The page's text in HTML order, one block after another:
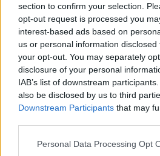
section to confirm your selection.
opt-out request is processed you
interest-based ads based on
us or personal information
your opt-out. You may separately
disclosure of your personal
IAB’s list of downstream
also be disclosed by us to third
Downstream Participants that may
Personal Data Processing Opt
republikánus elnökjelöltnek
felfegyverzett gyanúsítottat,
arrébb egy bokorban
munkatársai szúrták ki, és
után őrizetbe vették. Az
58 éves férfiről és
többet tudunk: Ryan Wesley
emellett határozottan kiállt